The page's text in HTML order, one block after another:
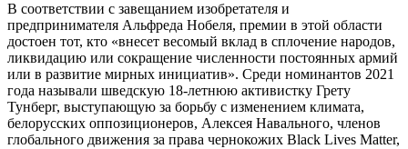
В соответствии с завещанием изобретателя и
предпринимателя Альфреда Нобеля, премии в этой области
достоен тот, кто «внесет весомый вклад в сплочение народов,
ликвидацию или сокращение численности постоянных армий
или в развитие мирных инициатив». Среди номинантов 2021
года называли шведскую 18-летнюю активистку Грету
Тунберг, выступающую за борьбу с изменением климата,
белорусских оппозиционеров, Алексея Навального, членов
глобального движения за права чернокожих Black Lives Matter,